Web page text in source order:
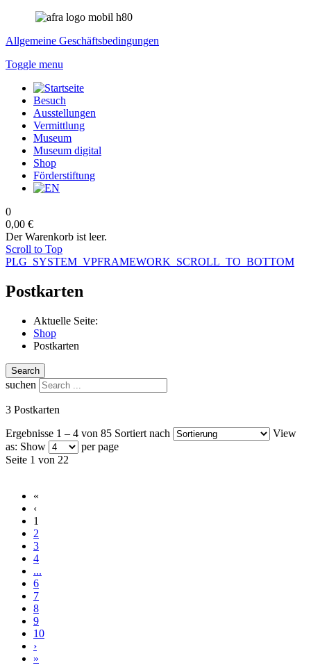
Allgemeine Geschäftsbedingungen
Toggle menu
Besuch
Ausstellungen
Vermittlung
Museum
Museum digital
Shop
Förderstiftung
0
0,00 €
Der Warenkorb ist leer.
Scroll to Top
PLG_SYSTEM_VPFRAMEWORK_SCROLL_TO_BOTTOM
Postkarten
Aktuelle Seite:
Shop
Postkarten
Search
suchen
3 Postkarten
Ergebnisse 1 – 4 von 85 Sortiert nach
View
as: Show
per page
Seite 1 von 22
«
‹
1
2
3
4
...
6
7
8
9
10
›
»